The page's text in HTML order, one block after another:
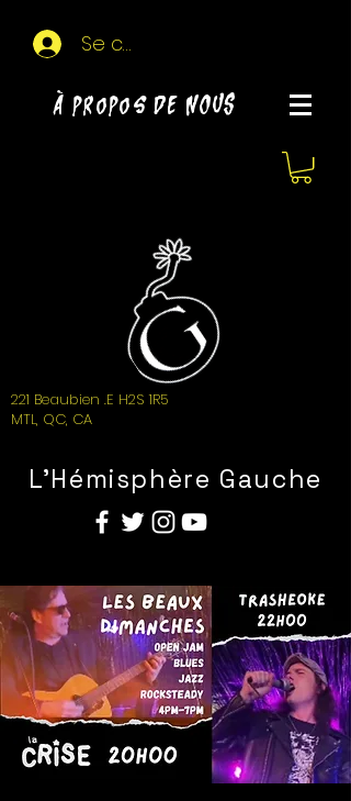
Se connecter
À propos de NOUS
221 Beaubien .E H2S 1R5
MTL, QC, CA
L'Hémisphère Gauche